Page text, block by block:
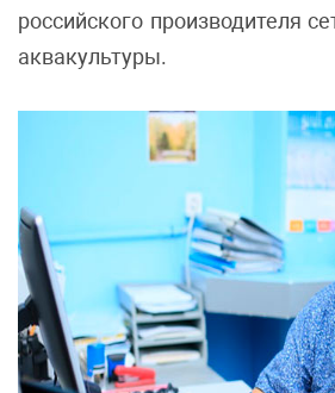
российского производителя
аквакультуры.